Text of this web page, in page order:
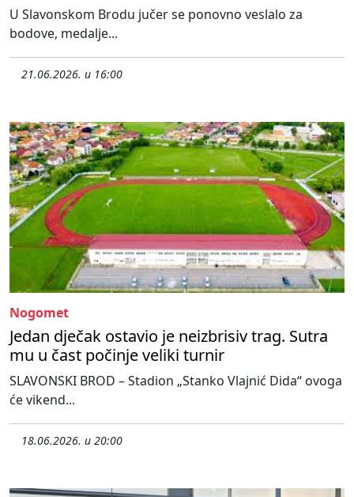
U Slavonskom Brodu jučer se ponovno veslalo za
bodove, medalje...
21.06.2026. u 16:00
Nogomet
Jedan dječak ostavio je neizbrisiv trag. Sutra
mu u čast počinje veliki turnir
SLAVONSKI BROD – Stadion „Stanko Vlajnić Dida“ ovoga
će vikend...
18.06.2026. u 20:00